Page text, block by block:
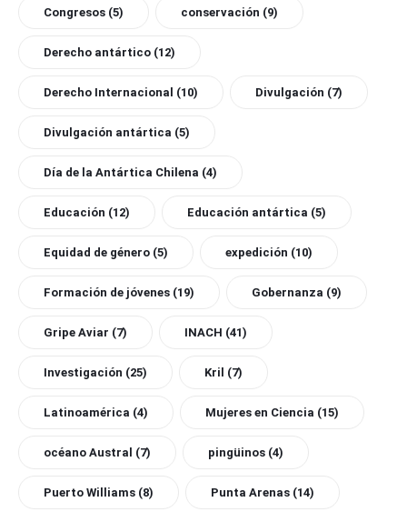
Congresos (5) conservación (9)
Derecho antártico (12)
Derecho Internacional (10) Divulgación (7)
Divulgación antártica (5)
Día de la Antártica Chilena (4)
Educación (12) Educación antártica (5)
Equidad de género (5) expedición (10)
Formación de jóvenes (19) Gobernanza (9)
Gripe Aviar (7) INACH (41)
Investigación (25) Kril (7)
Latinoamérica (4) Mujeres en Ciencia (15)
océano Austral (7) pingüinos (4)
Puerto Williams (8) Punta Arenas (14)